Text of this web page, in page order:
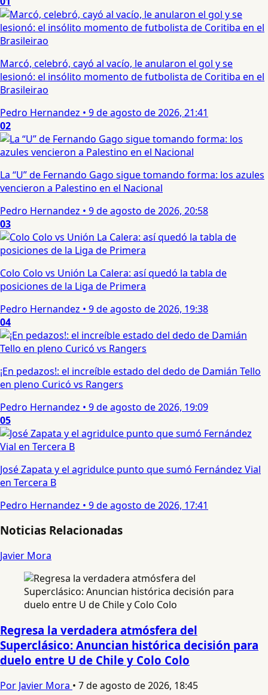
Marcó, celebró, cayó al vacío, le anularon el gol y se
lesionó: el insólito momento de futbolista de Coritiba en el
Brasileirao
Pedro Hernandez • 9 de agosto de 2026, 21:41
02
La “U” de Fernando Gago sigue tomando forma: los azules
vencieron a Palestino en el Nacional
Pedro Hernandez • 9 de agosto de 2026, 20:58
03
Colo Colo vs Unión La Calera: así quedó la tabla de
posiciones de la Liga de Primera
Pedro Hernandez • 9 de agosto de 2026, 19:38
04
¡En pedazos!: el increíble estado del dedo de Damián Tello
en pleno Curicó vs Rangers
Pedro Hernandez • 9 de agosto de 2026, 19:09
05
José Zapata y el agridulce punto que sumó Fernández Vial
en Tercera B
Pedro Hernandez • 9 de agosto de 2026, 17:41
Noticias Relacionadas
Javier Mora
Regresa la verdadera atmósfera del
Superclásico: Anuncian histórica decisión para
duelo entre U de Chile y Colo Colo
Por Javier Mora • 7 de agosto de 2026, 18:45